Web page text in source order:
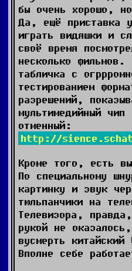
бы очень хорошо,
Да, ещё приставка
играть видяшки и
своё время
несколько
табличка с
тестированием
разрешений,
мультимедийный чип
отменный:
http://
Кроме того, есть
По специальному
картинку и звук
тюльпанчики на
Телевизора,
рукой не
вусмерть китайский
Вполне себе